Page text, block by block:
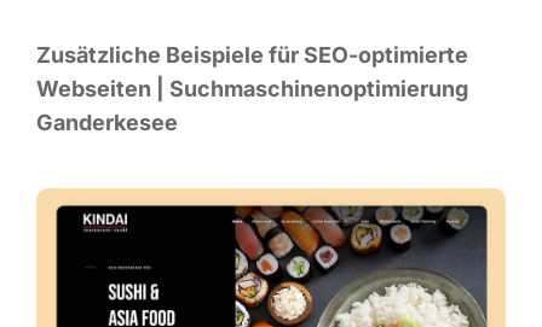
Zusätz­li­che Bei­spie­le für SEO-opti­mier­te
Web­sei­ten | Such­ma­schi­nen­op­ti­mie­rung
Ganderkesee